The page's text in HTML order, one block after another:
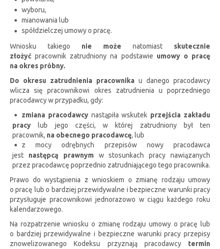
wyboru,
mianowania lub
spółdzielczej umowy o pracę.
Wniosku takiego nie może natomiast skutecznie
złożyć pracownik zatrudniony na podstawie umowy o pracę
na okres próbny.
Do okresu zatrudnienia pracownika u danego pracodawcy
wlicza się pracownikowi okres zatrudnienia u poprzedniego
pracodawcy w przypadku, gdy:
zmiana pracodawcynastąpiła wskutek przejścia zakładu
pracy lub jego części, w której zatrudniony był ten
pracownik, na obecnego pracodawcę, lub
z mocy odrębnych przepisów nowy pracodawca
jest następcą prawnym w stosunkach pracy nawiązanych
przez pracodawcę poprzednio zatrudniającego tego pracownika.
Prawo do wystąpienia z wnioskiem o zmianę rodzaju umowy
o pracę lub o bardziej przewidywalne i bezpieczne warunki pracy
przysługuje pracownikowi jednorazowo w ciągu każdego roku
kalendarzowego.
Na rozpatrzenie wniosku o zmianę rodzaju umowy o pracę lub
o bardziej przewidywalne i bezpieczne warunki pracy przepisy
znowelizowanego Kodeksu przyznają pracodawcy termin